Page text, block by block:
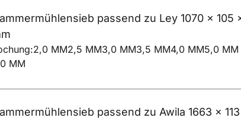
passend zu Ley 1070 x 105
2,0 MM2,5 MM3,0 MM3,5 MM4,0 MM5,0 MM
MM
passend zu Awila 1663 x